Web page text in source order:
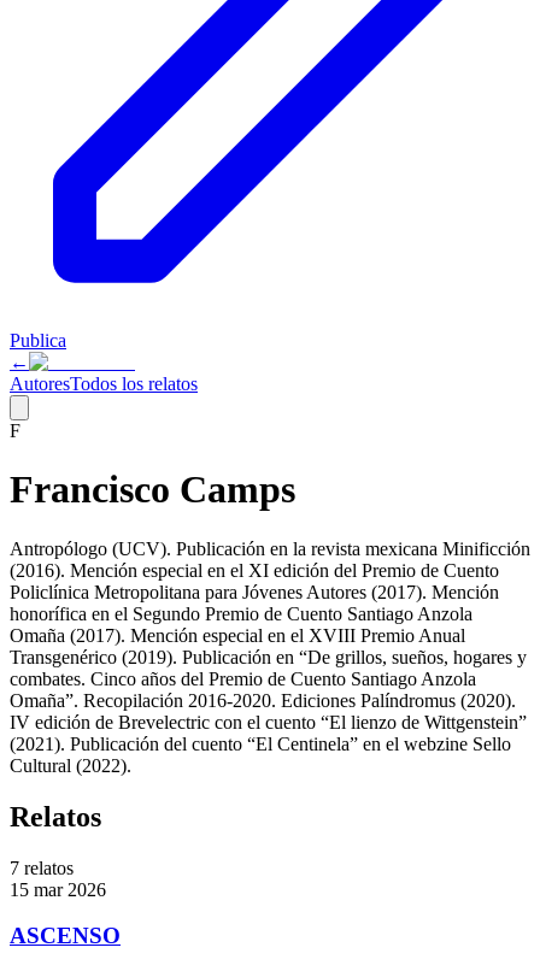
Publica
←
AutoresTodos los relatos
F
Francisco Camps
Antropólogo (UCV). Publicación en la revista mexicana Minificción
(2016). Mención especial en el XI edición del Premio de Cuento
Policlínica Metropolitana para Jóvenes Autores (2017). Mención
honorífica en el Segundo Premio de Cuento Santiago Anzola
Omaña (2017). Mención especial en el XVIII Premio Anual
Transgenérico (2019). Publicación en “De grillos, sueños, hogares y
combates. Cinco años del Premio de Cuento Santiago Anzola
Omaña”. Recopilación 2016-2020. Ediciones Palíndromus (2020).
IV edición de Brevelectric con el cuento “El lienzo de Wittgenstein”
(2021). Publicación del cuento “El Centinela” en el webzine Sello
Cultural (2022).
Relatos
7 relatos
15 mar 2026
ASCENSO